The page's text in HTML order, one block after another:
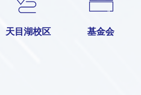
天目湖校区 基金会